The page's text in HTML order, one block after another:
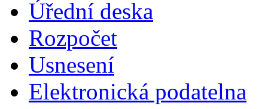
Úřední deska
Rozpočet
Usnesení
Elektronická podatelna